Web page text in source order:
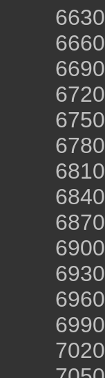
6630
6660
6690
6720
6750
6780
6810
6840
6870
6900
6930
6960
6990
7020